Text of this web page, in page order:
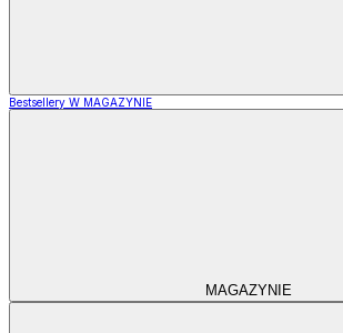
Bestsellery W MAGAZYNIE
MAGAZYNIE